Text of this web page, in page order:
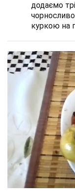
додаємо
куркою на